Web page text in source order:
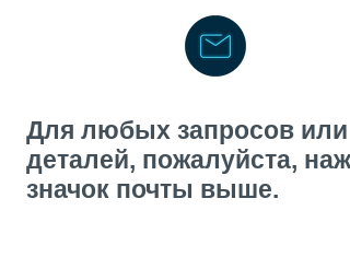
Для любых запросов или
деталей, пожалуйста,
значок почты выше.